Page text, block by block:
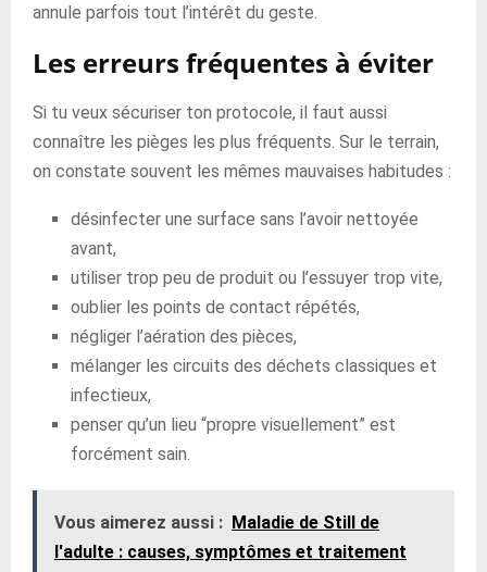
annule parfois tout l’intérêt du geste.
Les erreurs fréquentes à éviter
Si tu veux sécuriser ton protocole, il faut aussi
connaître les pièges les plus fréquents. Sur le terrain,
on constate souvent les mêmes mauvaises habitudes :
désinfecter une surface sans l’avoir nettoyée
avant,
utiliser trop peu de produit ou l’essuyer trop vite,
oublier les points de contact répétés,
négliger l’aération des pièces,
mélanger les circuits des déchets classiques et
infectieux,
penser qu’un lieu “propre visuellement” est
forcément sain.
Vous aimerez aussi : Maladie de Still de
l'adulte : causes, symptômes et traitement